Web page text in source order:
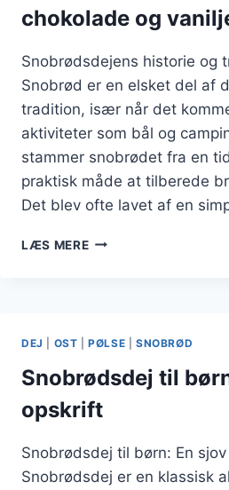
chokolade og
Snobrødsdejens historie og
Snobrød er en elsket del af
tradition, især når det
aktiviteter som bål og
stammer snobrødet fra en
praktisk måde at tilberede
Det blev ofte lavet af en
LÆS MERESNOBRØDSDEJ
VANILJE
DEJ OST |PØLSE SNOBRØD
Snobrødsdej til
opskrift
Snobrødsdej til børn: En
Snobrødsdej er en klassisk